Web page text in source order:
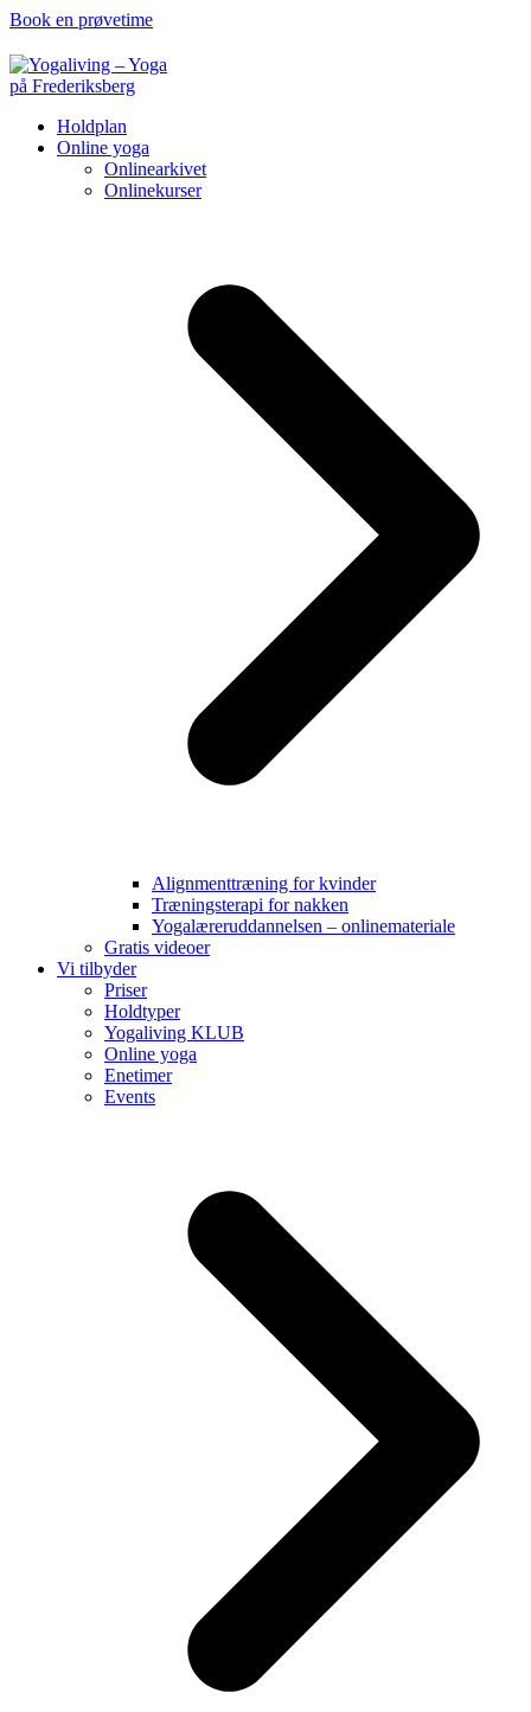
Book en prøvetime
Holdplan
Online yoga
Onlinearkivet
Onlinekurser
Alignmenttræning for kvinder
Træningsterapi for nakken
Yogalæreruddannelsen – onlinemateriale
Gratis videoer
Vi tilbyder
Priser
Holdtyper
Yogaliving KLUB
Online yoga
Enetimer
Events